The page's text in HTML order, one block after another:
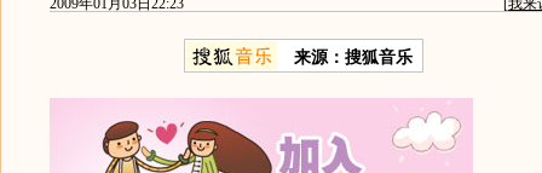
2009年01月03日22:23 [我来
来源：搜狐音乐